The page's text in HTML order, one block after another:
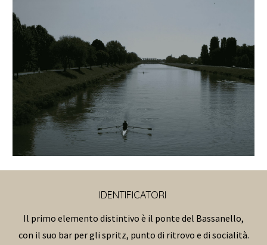
IDENTIFICATORI
Il primo elemento distintivo è il ponte del Bassanello,
con il suo bar per gli spritz, punto di ritrovo e di socialità.